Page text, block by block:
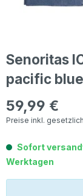
Senoritas
pacific blue
Regulärer Preis:
59,99 €
Preise inkl.
Sofort
Werktagen